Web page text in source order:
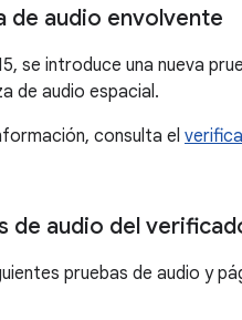
de audio envolvente
se introduce una nueva
de audio espacial.
consulta el
de audio del
pruebas de audio y